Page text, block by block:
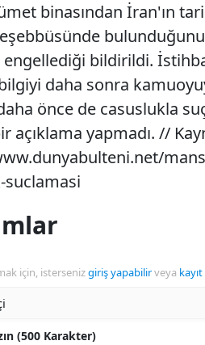
binasından İran'ın
bildirildi.
daha sonra
önce de casuslukla
açıklama yapmadı. //
suclamasi
için, istersenizgiriş yapabilirveya
(500 Karakter)